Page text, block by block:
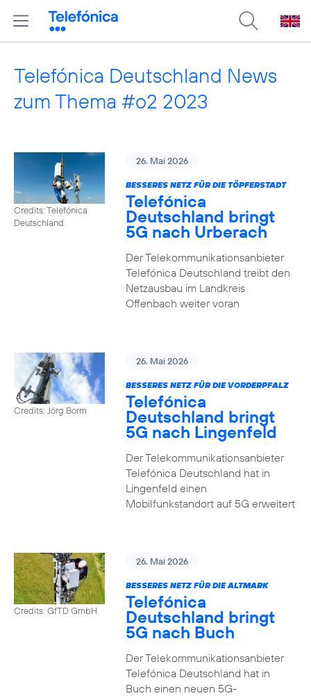
Telefónica Deutschland News
zum Thema #o2 2023
Credits: Telefónica
Deutschland
26. Mai 2026
BESSERES NETZ FÜR DIE TÖPFERSTADT
Telefónica
Deutschland bringt
5G nach Urberach
Der Telekommunikationsanbieter
Telefónica Deutschland treibt den
Netzausbau im Landkreis
Offenbach weiter voran
Credits: Jörg Borm
26. Mai 2026
BESSERES NETZ FÜR DIE VORDERPFALZ
Telefónica
Deutschland bringt
5G nach Lingenfeld
Der Telekommunikationsanbieter
Telefónica Deutschland hat in
Lingenfeld einen
Mobilfunkstandort auf 5G erweitert
Credits: GfTD GmbH
26. Mai 2026
BESSERES NETZ FÜR DIE ALTMARK
Telefónica
Deutschland bringt
5G nach Buch
Der Telekommunikationsanbieter
Telefónica Deutschland hat in
Buch einen neuen 5G-